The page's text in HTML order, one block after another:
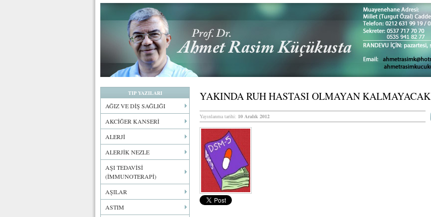
TIP YAZILARI
AĞIZ VE DİŞ SAĞLIĞI
AKCİĞER KANSERİ
ALERJİ
ALERJİK NEZLE
AŞI TEDAVİSİ
(İMMUNOTERAPİ)
AŞILAR
ASTIM
YAKINDA RUH HASTASI OLMAYAN KALMAYACAK
Yayınlanma tarihi: 10 Aralık 2012